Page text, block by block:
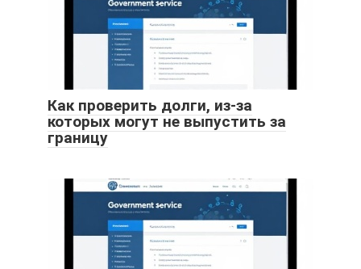
Как проверить долги, из-за
которых могут не выпустить за
границу